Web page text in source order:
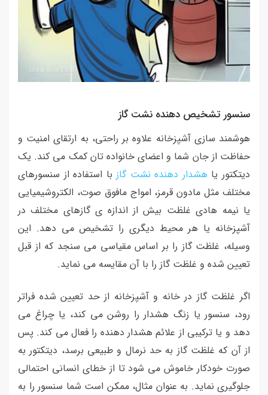
سنسور تشخیص دهنده نشت گاز
هوشمند سازی آشپزخانه علاوه بر راحتی، به ارتقای امنیت و
حفاظت از جان شما و اعضای خانواده تان کمک می کند. یک
دیتکتور یا هشدار دهنده نشت گازبا استفاده از سنسورهای
مختلف مثل مادون قرمز، امواج مافوق صوت، الکتروشیمیایی
یا نیمه هادی غلظت بیش از اندازه ی گازهای مختلف در
آشپزخانه یا هر محیط دیگری را تشخیص می دهد. این
وسیله، غلظت گاز را بر اساس مقیاسی می سنجد که از قبل
تعیین شده و غلظت گاز را با آن مقایسه می نماید.
اگر غلظت گاز در خانه و آشپزخانه از حد تعیین شده فراتر
رود، سنسور یا زنگ هشدار را روشن می کند، یا چراغ می
دهد و یا ترکیبی از علائم هشدار دهنده را فعال می کند. پس
از آن که غلظت گاز به حد نرمال و طبیعی برسد، دیتکتور به
صورت خودکار خاموش می شود تا از خطای انسانی احتمالی
جلوگیری نماید. به عنوان مثال، ممکن است شما سنسور را به